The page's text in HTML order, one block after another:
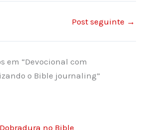
Post seguinte →
em “Devocional com
o Bible journaling”
Dobradura no Bible